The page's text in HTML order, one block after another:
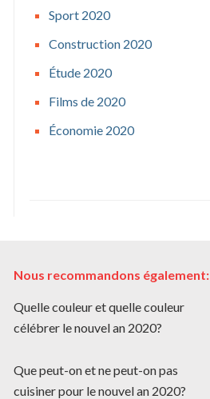
Sport 2020
Construction 2020
Étude 2020
Films de 2020
Économie 2020
Nous recommandons également:
Quelle couleur et quelle couleur
célébrer le nouvel an 2020?
Que peut-on et ne peut-on pas
cuisiner pour le nouvel an 2020?